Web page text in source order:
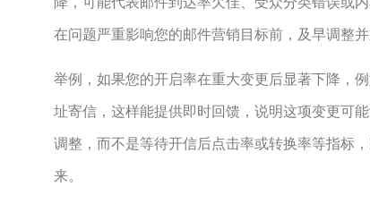
在问题严重影响您的邮件营销目标前，及早调整并
举例，如果您的开启率在重大变更后显著下降，
址寄信，这样能提供即时回馈，说明这项变更可
调整，而不是等待开信后点击率或转换率等指标
来。